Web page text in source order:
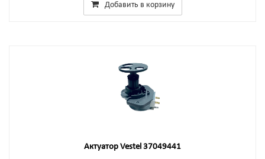
Добавить в корзину
Актуатор Vestel 37049441